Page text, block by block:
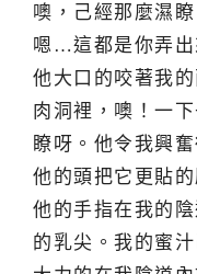
噢，己經那麼濕瞭
嗯…這都是你弄
他大口的咬著我
肉洞裡，噢！一
瞭呀。他令我興
他的頭把它更貼的
他的手指在我的
的乳尖。我的蜜